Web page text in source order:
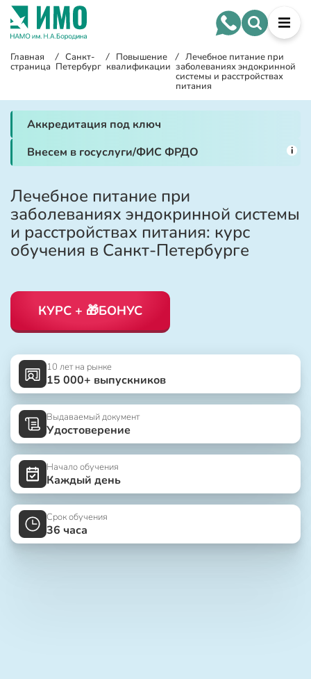
Главная
страница
/ Санкт-
Петербург
/ Повышение
квалификации
/ Лечебное питание при
заболеваниях эндокринной
системы и расстройствах
питания
Аккредитация под ключ
Внесем в госуслуги/ФИС ФРДО
i
Лечебное питание при
заболеваниях эндокринной системы
и расстройствах питания: курс
обучения в Санкт-Петербурге
КУРС + 🎁БОНУС
10 лет на рынке
15 000+ выпускников
Выдаваемый документ
Удостоверение
Начало обучения
Каждый день
Срок обучения
36 часа